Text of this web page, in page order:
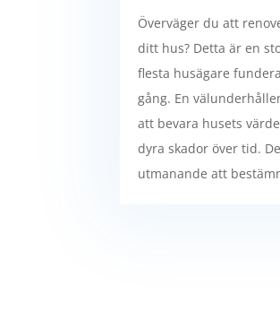
Överväger du att
ditt hus? Detta är en
flesta husägare
gång. En
att bevara husets
dyra skador över tid.
utmanande att